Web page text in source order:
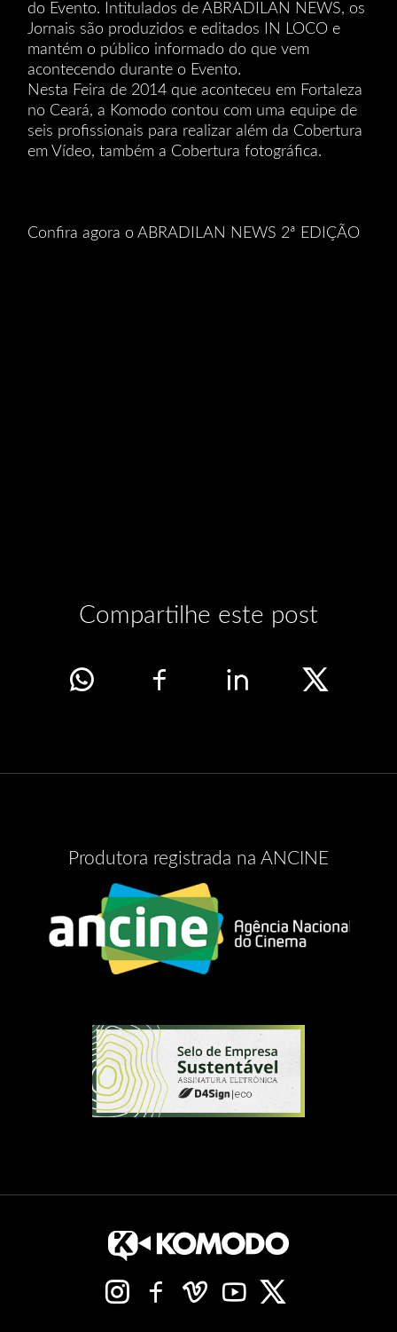
do Evento. Intitulados de ABRADILAN NEWS, os
Jornais são produzidos e editados IN LOCO e
mantém o público informado do que vem
acontecendo durante o Evento.
Nesta Feira de 2014 que aconteceu em Fortaleza
no Ceará, a Komodo contou com uma equipe de
seis profissionais para realizar além da Cobertura
em Vídeo, também a Cobertura fotográfica.
Confira agora o ABRADILAN NEWS 2ª EDIÇÃO
Compartilhe este post
Produtora registrada na ANCINE